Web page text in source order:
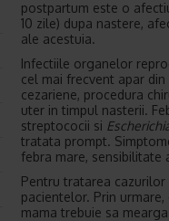
postpartum este o
10 zile) dupa nastere,
ale acestuia.
Infectiile organelor
cel mai frecvent apar
cezariene, procedura
uter in timpul nasterii.
streptococii si
tratata prompt.
febra mare, sensibilitate
Pentru tratarea
pacientelor. Prin
mama trebuie sa